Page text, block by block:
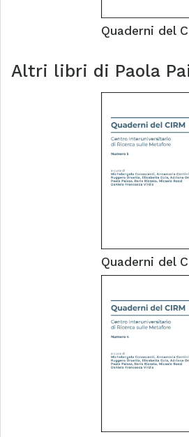
Quaderni del
Altri libri di Paola
Quaderni del